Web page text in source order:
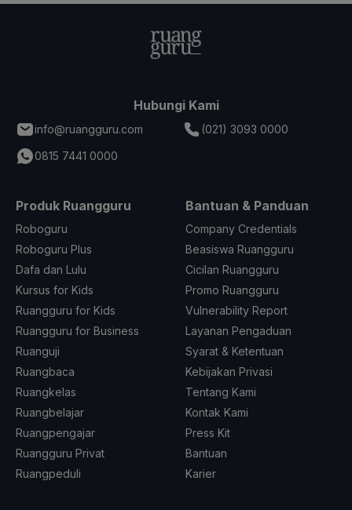
Hubungi Kami
info@ruangguru.com
(021) 3093 0000
0815 7441 0000
Produk Ruangguru
Roboguru
Roboguru Plus
Dafa dan Lulu
Kursus for Kids
Ruangguru for Kids
Ruangguru for Business
Ruanguji
Ruangbaca
Ruangkelas
Ruangbelajar
Ruangpengajar
Ruangguru Privat
Ruangpeduli
Bantuan & Panduan
Company Credentials
Beasiswa Ruangguru
Cicilan Ruangguru
Promo Ruangguru
Vulnerability Report
Layanan Pengaduan
Syarat & Ketentuan
Kebijakan Privasi
Tentang Kami
Kontak Kami
Press Kit
Bantuan
Karier